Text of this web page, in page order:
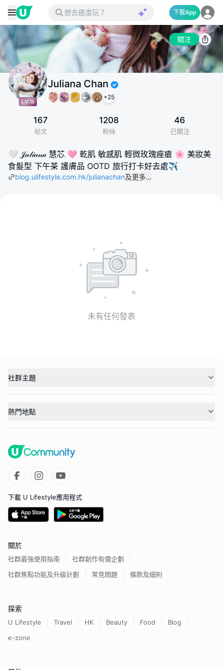
下載App
關注
Juliana Chan
+25
167
帖文
1208
粉絲
46
已關注
🤍 𝒥𝓊𝓁𝒾𝒶𝓃𝒶 慧芯 🩷 乾肌 敏感肌 輕微玫瑰痤瘡 🌸 美妝美
食髮型 下午茶 護膚品 OOTD 旅行打卡好去處✈️
blog.ulifestyle.com.hk/julianachan及更多…
未有任何發表
社群主題
熱門地點
下載 U Lifestyle應用程式
關於
社群最強使用指南
社群創作有價企劃
社群焦點功能及升級計劃
常見問題 條款及細則
探索
U Lifestyle Travel HK Beauty Food
Blog
e-zone